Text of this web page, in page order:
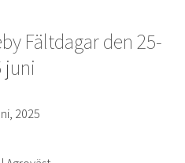
Fältdagar den 25-
juni
2025